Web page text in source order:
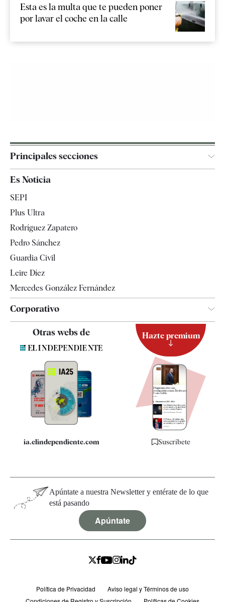
Esta es la multa que te pueden poner
por lavar el coche en la calle
Principales secciones
España
Televisión
Es Noticia
SEPI
Plus Ultra
Rodríguez Zapatero
Pedro Sánchez
Guardia Civil
Leire Díez
Mercedes González Fernández
Corporativo
Contacto
Quiénes somos
Especificaciones
Otras webs de
ia.elindependiente.com
Hazte premium
Suscríbete
Apúntate a nuestra Newsletter y entérate de lo que
está pasando
Apúntate
Política de Privacidad
Aviso legal y Términos de uso